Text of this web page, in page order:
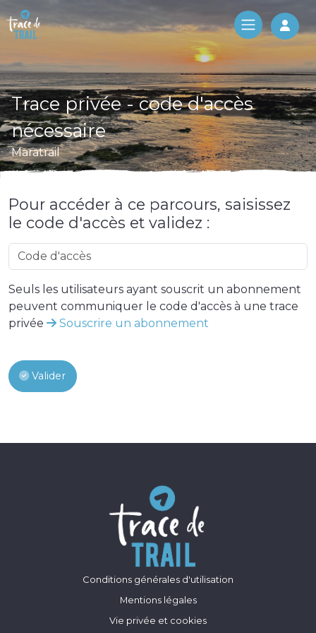
Log
Trace privée - code d'accès
nécessaire
Maratrail
Pour accéder à ce parcours, saisissez
le code d'accès et validez :
Seuls les utilisateurs ayant souscrit un abonnement
peuvent communiquer le code d'accès à une trace
privée
Souscrire un abonnement
Valider
Conditions générales d'utilisation
Mentions légales
Vie privée et cookies